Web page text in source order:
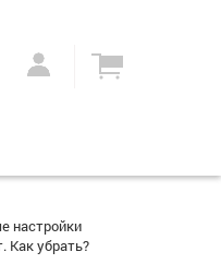
настройки
Как убрать?